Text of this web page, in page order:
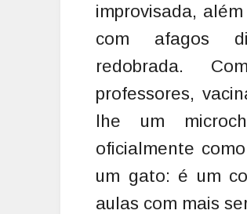
improvisada,
com afagos
redobrada.
professores,
lhe um
oficialmente
um gato: é um
aulas com mais